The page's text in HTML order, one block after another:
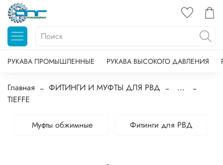
РУКАВА ПРОМЫШЛЕННЫЕ РУКАВА ВЫСОКОГО ДАВЛЕНИЯ
Главная ФИТИНГИ И МУФТЫ ДЛЯ РВД
...
TIEFFE
Муфты обжимные Фитинги для РВД